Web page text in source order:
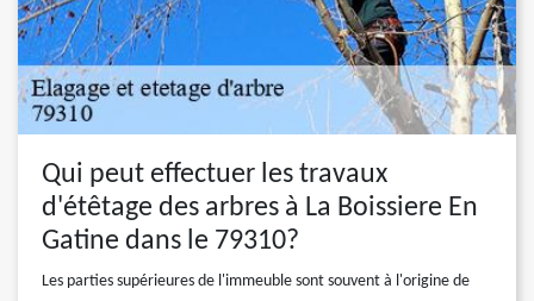
Qui peut effectuer les travaux
d'étêtage des arbres à La Boissiere En
Gatine dans le 79310?
Les parties supérieures de l'immeuble sont souvent à l'origine de